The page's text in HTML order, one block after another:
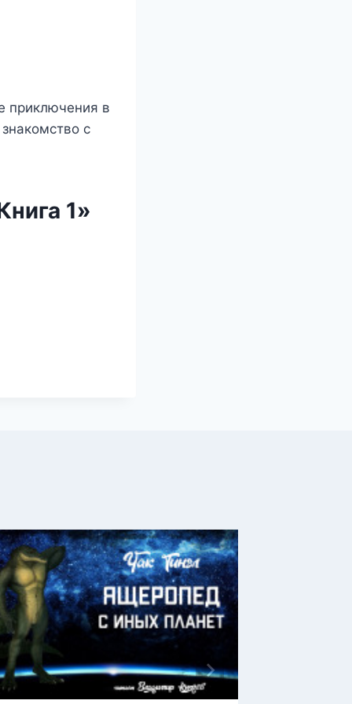
приключения в
с
1»